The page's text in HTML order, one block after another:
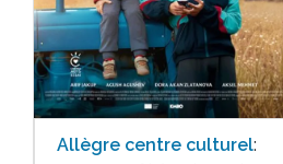
Allègre centre culturel: